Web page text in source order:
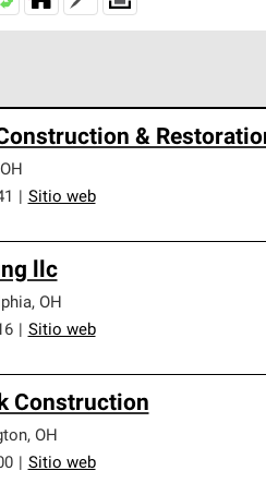
y requisitos estrictos de
&
OH
Sitio web
llc
, OH
Sitio web
Construction
, OH
Sitio web